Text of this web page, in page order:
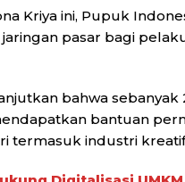
Kriya ini, Pupuk
pasar bagi
bahwa sebanyak
bantuan
termasuk industri